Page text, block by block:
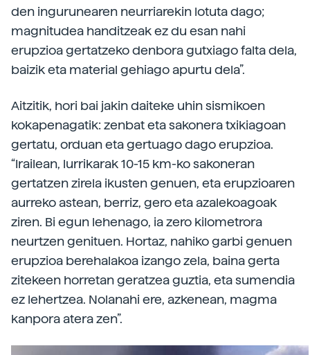
den ingurunearen neurriarekin lotuta dago;
magnitudea handitzeak ez du esan nahi
erupzioa gertatzeko denbora gutxiago falta dela,
baizik eta material gehiago apurtu dela”.
Aitzitik, hori bai jakin daiteke uhin sismikoen
kokapenagatik: zenbat eta sakonera txikiagoan
gertatu, orduan eta gertuago dago erupzioa.
“Irailean, lurrikarak 10-15 km-ko sakoneran
gertatzen zirela ikusten genuen, eta erupzioaren
aurreko astean, berriz, gero eta azalekoagoak
ziren. Bi egun lehenago, ia zero kilometrora
neurtzen genituen. Hortaz, nahiko garbi genuen
erupzioa berehalakoa izango zela, baina gerta
zitekeen horretan geratzea guztia, eta sumendia
ez lehertzea. Nolanahi ere, azkenean, magma
kanpora atera zen”.